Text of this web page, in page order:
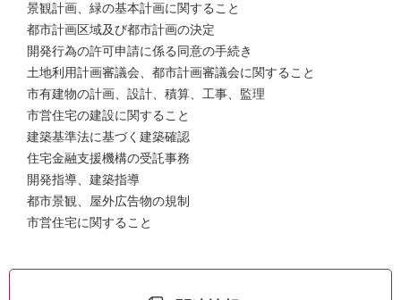
景観計画、緑の基本計画に関すること
都市計画区域及び都市計画の決定
開発行為の許可申請に係る同意の手続き
土地利用計画審議会、都市計画審議会に関すること
市有建物の計画、設計、積算、工事、監理
市営住宅の建設に関すること
建築基準法に基づく建築確認
住宅金融支援機構の受託事務
開発指導、建築指導
都市景観、屋外広告物の規制
市営住宅に関すること